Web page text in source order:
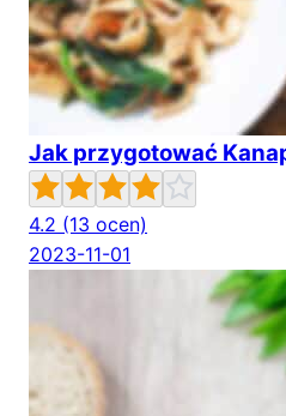
Jak przygotować
4.2 (13 ocen)
2023-11-01